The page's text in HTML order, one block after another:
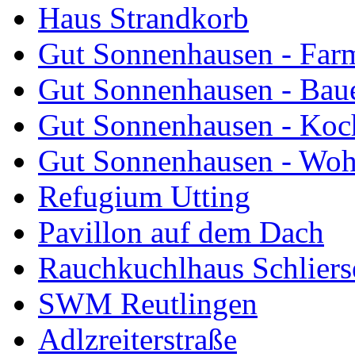
Haus Strandkorb
Gut Sonnenhausen -
Gut Sonnenhausen -
Gut Sonnenhausen -
Gut Sonnenhausen -
Refugium Utting
Pavillon auf dem Dach
Rauchkuchlhaus
SWM Reutlingen
Adlzreiterstraße